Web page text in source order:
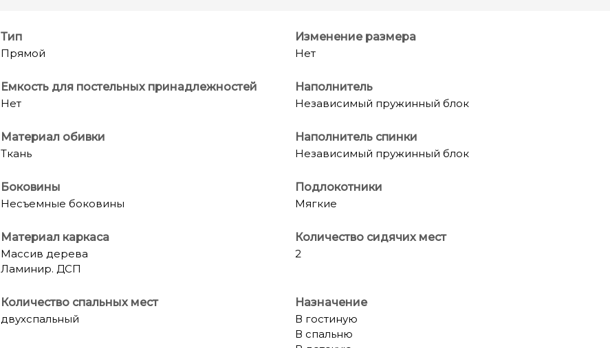
Тип
Прямой
Изменение размера
Нет
Емкость для постельных принадлежностей
Нет
Наполнитель
Независимый пружинный блок
Материал обивки
Ткань
Наполнитель спинки
Независимый пружинный блок
Боковины
Несъемные боковины
Подлокотники
Мягкие
Материал каркаса
Массив дерева
Ламинир. ДСП
Количество сидячих мест
2
Количество спальных мест
двухспальный
Назначение
В гостиную
В спальню